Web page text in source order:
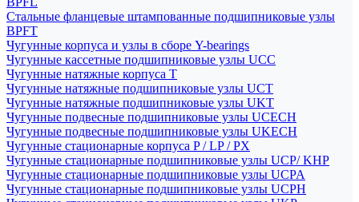
Стальные фланцевые штампованные подшипниковые узлы
BPFT
Чугунные корпуса и узлы в сборе Y-bearings
Чугунные кассетные подшипниковые узлы UCC
Чугунные натяжные корпуса T
Чугунные натяжные подшипниковые узлы UCT
Чугунные натяжные подшипниковые узлы UKT
Чугунные подвесные подшипниковые узлы UCECH
Чугунные подвесные подшипниковые узлы UKECH
Чугунные стационарные корпуса P / LP / PX
Чугунные стационарные подшипниковые узлы UCP/ KHP
Чугунные стационарные подшипниковые узлы UCPA
Чугунные стационарные подшипниковые узлы UCPH